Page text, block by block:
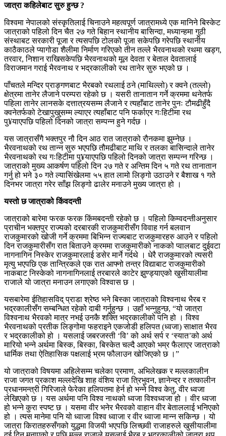
जात्रा कहिलेबाट सुरु हुन्छ ?
विश्वमा नेपालको संस्कृतिलाई चिनाउने महत्वपूर्ण जात्रामध्ये एक मानिने बिस्केट
जात्राको पहिलो दिन चैत २७ गते बिहान स्थानीय बासिन्दा, मध्यान्हमा गुठी
संस्थाबट सरकारी पूजा र त्यसपछि टोलको पूजा सकेपछि गरेपछि स्थानीय
काठैकाठले प्यागोडा शैलीमा निर्माण गरिएको तीन तल्ले भैरवनाथको रथमा खड्ग,
तरवार, निशान राखिसकेपछि भैरवनाथको मूल देवता र बेताल देवतालाई
विराजमान गराई भैरवनाथ र भद्रकालीको रथ तानेर सुरु भएको छ ।
पाँचतले मन्दिर प्राङ्गणबाट भैरबको रथलाई ठने (माथिल्लो) र क्वने (तल्लो)
क्षेत्रमा तानेर लैजाने परम्परा रहेको छ । यसरी तानातान गर्ने क्रममा थनेतर्फ
पहिला तानेर लानसके दत्तात्रयसम्म लैजाने र त्यहाँबाट तानेर पुनः टौमढीहुँदै
क्वनेतर्फको टेखापुखुसम्म ल्याएर त्यहाँबाट पनि फर्काएर गःहिटीमा रथ
पु¥याएपछि पहिलो दिनको जात्रा सम्पन्न हुने गर्दछ ।
यस जात्रासँगै भक्तपुर नौ दिन आठ रात जात्राको रौनकमा झुम्नेछ ।
भैरवनाथको रथ तान्न सुरु भएपछि तौमढीबाट माथि र तलका बासिन्दाले तानेर
भैरवनाथको रथ गःहिटीमा पु¥याएपछि पहिलो दिनको जात्रा सम्पन्न गरिन्छ ।
जात्राको मुख्य आकर्षण पहिलो दिन २७ गते र अन्तिम दिन ५ गते रथ तानातान
गर्नु हो भने ३० गते ल्यासिंखेलमा ५५ हात लामो लिङ्गो उठाउने र बैशाख १ गते
दिनभर जात्रा गरेर साँझ लिङ्गो ढालेर मनाउने मुख्य जात्रा हो ।
यस्तो छ जात्राको किंवदन्ती
जात्राको बारेमा फरक फरक किंमबदन्ती रहेको छ । पहिलो किम्वदन्तीअनुसार
प्राचीन भक्तपुर राज्यको दरबारकी राजकुमारीसँग विवाह गर्न बलवान
राजकुमारको खोजी गर्ने क्रममा बिभिन्न राज्यबाट राजकुमारहरु आउने र पहिलो
दिन राजकुमारीसँग रात बिताउने क्रममा राजकुमारीको नाकको प्वालबाट दुईवटा
नागनागिन निस्केर राजकुमारलाई डसेर मार्ने गर्दथे । धेरै राजकुमारको त्यसरी
मृत्यु भएपछि एक तान्त्रिकले एक रात आफ्नो तन्त्र विद्याबाट राजकुमारीको
नाकबाट निस्केको नागनागिनलाई तरबारले काटेर झुण्ड्याएको खुसीयालीमा
राजाले यो जात्रा मनाउन लगाएको विश्वास छ ।
यसबारेमा ईतिहासविद् प्राडा श्रेष्ठ भने बिस्का जात्राको विश्वनाथ भैरब र
भद्रकालीसँग सम्बन्धित रहेको दाबी गर्नुहुन्छ । उहाँ भन्नुहुन्छ, “यो जात्रा
विश्वनाथ भैरवको मात्र नभई उनकै शक्ति भद्रकालीको पनि हो । विश्व
भैरवनाथको प्रतीक लिङ्गोमा फहराइने एकजोडी हलिपत (ध्वजा) साक्षात भैरव
र भद्रकालीको हो । यसलाई जबरजस्ती ‘वि’ को अर्थ सर्प र ‘स्यात’को अर्थ
मारियो भन्ने अर्थमा बिस्क, बिस्का, बिस्केत चल्दै आएको भम्र फैलाएर जात्राको
धार्मिक तथा ऐतिहासिक पक्षलाई भ्रम फौलाउन खोजिएको छ ।”
यो जात्राको विषयमा अहिलेसम्म चलेका प्रमाण, अभिलेखकरमल्लकालीन
राजा जगत प्रकाश मल्लदेखि शाहवंशियराजा त्रिभुवन, ज्ञानेन्द्र र तत्कालीन
प्रधानमन्त्री गिरिजाले फेरेकाहलिपतमाहेर्न हो भन्ने विश्व केतु, वीर ध्वजा
लेखिएको छ । यस अर्थमा पनि विश्व नाथको ध्वजाविश्वध्वजाहो । वीर ध्वजा
हो भन्ने कुरा स्पष्ट छ । यसमा वीर भनेर भैरवकोवाहानवीर बेताललाई भनिएको
हो । त्यस मानेमा पनि यो ध्वाजाविश्व ध्वाजार वीरध्वाजामान्न सकिन्छ । यो
जात्राकिरातहरुसँगकोयुद्धमा विजयी भएपछिलिच्छवी राजाहरुलेखुसीयालीमा